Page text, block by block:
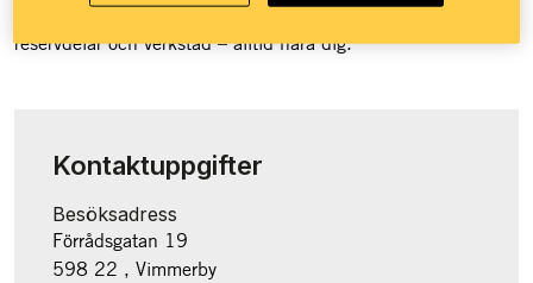
på fler än 50 platser över hela landet med maskiner,
reservdelar och verkstad – alltid nära dig.
Kontaktuppgifter
Besöksadress
Förrådsgatan 19
598 22 , Vimmerby